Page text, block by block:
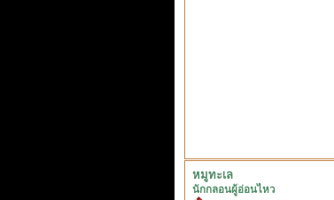
หมูทะเล
นักกลอนผู้อ่อนไหว